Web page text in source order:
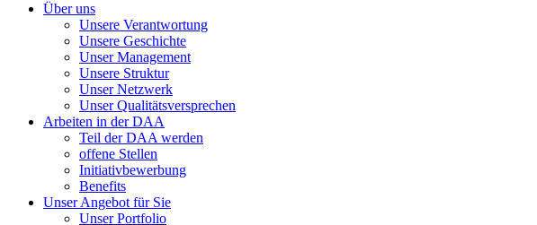
Über uns
Unsere Verantwortung
Unsere Geschichte
Unser Management
Unsere Struktur
Unser Netzwerk
Unser Qualitätsversprechen
Arbeiten in der DAA
Teil der DAA werden
offene Stellen
Initiativbewerbung
Benefits
Unser Angebot für Sie
Unser Portfolio